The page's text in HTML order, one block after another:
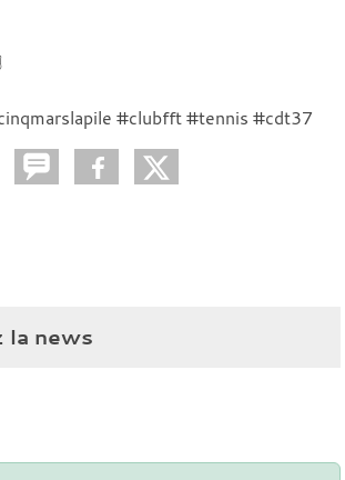
#clubfft #tennis #cdt37
la news